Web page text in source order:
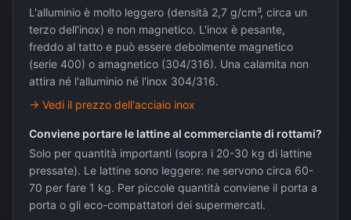
L'alluminio è molto leggero (densità 2,7 g/cm³, circa un
terzo dell'inox) e non magnetico. L'inox è pesante,
freddo al tatto e può essere debolmente magnetico
(serie 400) o amagnetico (304/316). Una calamita non
attira né l'alluminio né l'inox 304/316.
→ Vedi il prezzo dell'acciaio inox
Conviene portare le lattine al commerciante di rottami?
Solo per quantità importanti (sopra i 20-30 kg di lattine
pressate). Le lattine sono leggere: ne servono circa 60-
70 per fare 1 kg. Per piccole quantità conviene il porta a
porta o gli eco-compattatori dei supermercati.